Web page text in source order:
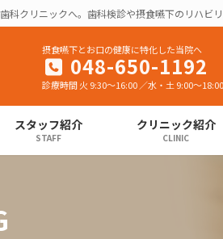
クリニックへ。歯科検診や摂食嚥下のリハビ
摂食嚥下とお口の健康に特化した当院へ
048-650-1192
診療時間 火 9:30～16:00 ／水・土 9:00～
スタッフ紹介
STAFF
クリニック紹介
CLINIC